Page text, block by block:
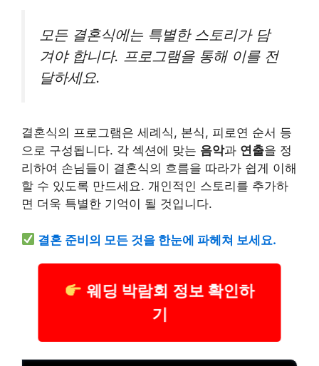
모든 결혼식에는 특별한 스토리가 담
겨야 합니다. 프로그램을 통해 이를 전
달하세요.
결혼식의 프로그램은 세례식, 본식, 피로연 순서 등
으로 구성됩니다. 각 섹션에 맞는 음악과 연출을 정
리하여 손님들이 결혼식의 흐름을 따라가 쉽게 이해
할 수 있도록 만드세요. 개인적인 스토리를 추가하
면 더욱 특별한 기억이 될 것입니다.
결혼 준비의 모든 것을 한눈에 파헤쳐 보세요.
웨딩 박람회 정보 확인하
기